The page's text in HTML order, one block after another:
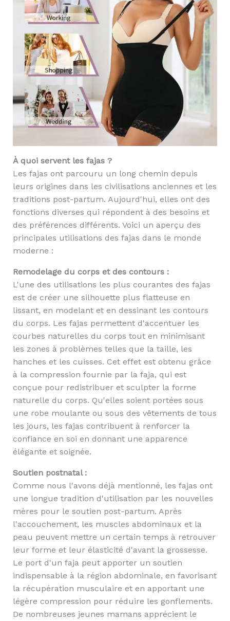
À quoi servent les fajas ?
Les fajas ont parcouru un long chemin depuis
leurs origines dans les civilisations anciennes et les
traditions post-partum. Aujourd'hui, elles ont des
fonctions diverses qui répondent à des besoins et
des préférences différents. Voici un aperçu des
principales utilisations des fajas dans le monde
moderne :
Remodelage du corps et des contours :
L'une des utilisations les plus courantes des fajas
est de créer une silhouette plus flatteuse en
lissant, en modelant et en dessinant les contours
du corps. Les fajas permettent d'accentuer les
courbes naturelles du corps tout en minimisant
les zones à problèmes telles que la taille, les
hanches et les cuisses. Cet effet est obtenu grâce
à la compression fournie par la faja, qui est
conçue pour redistribuer et sculpter la forme
naturelle du corps. Qu'elles soient portées sous
une robe moulante ou sous des vêtements de tous
les jours, les fajas contribuent à renforcer la
confiance en soi en donnant une apparence
élégante et soignée.
Soutien postnatal :
Comme nous l'avons déjà mentionné, les fajas ont
une longue tradition d'utilisation par les nouvelles
mères pour le soutien post-partum. Après
l'accouchement, les muscles abdominaux et la
peau peuvent mettre un certain temps à retrouver
leur forme et leur élasticité d'avant la grossesse.
Le port d'un faja peut apporter un soutien
indispensable à la région abdominale, en favorisant
la récupération musculaire et en apportant une
légère compression pour réduire les gonflements.
De nombreuses jeunes mamans apprécient le